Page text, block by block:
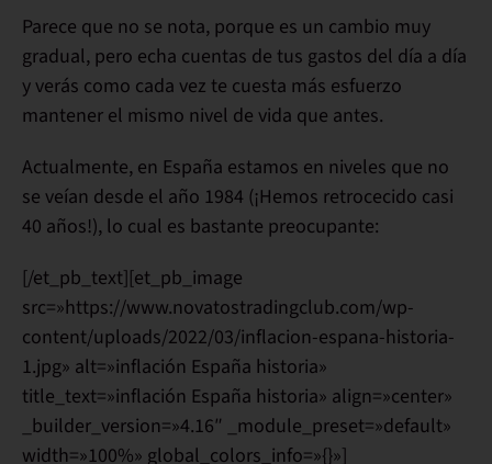
Parece que no se nota, porque es un cambio muy
gradual, pero echa cuentas de tus gastos del día a día
y verás como cada vez te cuesta más esfuerzo
mantener el mismo nivel de vida que antes.
Actualmente, en España estamos en niveles que no
se veían desde el año 1984 (¡Hemos retrocecido casi
40 años!), lo cual es bastante preocupante:
[/et_pb_text][et_pb_image
src=»https://www.novatostradingclub.com/wp-
content/uploads/2022/03/inflacion-espana-historia-
1.jpg» alt=»inflación España historia»
title_text=»inflación España historia» align=»center»
_builder_version=»4.16″ _module_preset=»default»
width=»100%» global_colors_info=»{}»]